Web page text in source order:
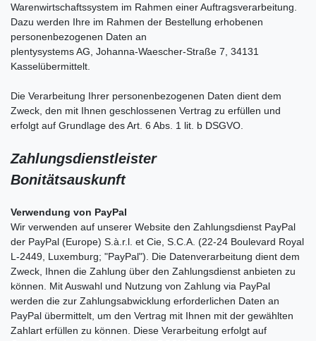
Warenwirtschaftssystem im Rahmen einer Auftragsverarbeitung.
Dazu werden Ihre im Rahmen der Bestellung erhobenen
personenbezogenen Daten an
plentysystems AG, Johanna-Waescher-Straße 7, 34131
Kasselübermittelt.
Die Verarbeitung Ihrer personenbezogenen Daten dient dem
Zweck, den mit Ihnen geschlossenen Vertrag zu erfüllen und
erfolgt auf Grundlage des Art. 6 Abs. 1 lit. b DSGVO.
Zahlungsdienstleister
Bonitätsauskunft
Verwendung von PayPal
Wir verwenden auf unserer Website den Zahlungsdienst PayPal
der PayPal (Europe) S.à.r.l. et Cie, S.C.A. (22-24 Boulevard Royal
L-2449, Luxemburg; "PayPal"). Die Datenverarbeitung dient dem
Zweck, Ihnen die Zahlung über den Zahlungsdienst anbieten zu
können. Mit Auswahl und Nutzung von Zahlung via PayPal
werden die zur Zahlungsabwicklung erforderlichen Daten an
PayPal übermittelt, um den Vertrag mit Ihnen mit der gewählten
Zahlart erfüllen zu können. Diese Verarbeitung erfolgt auf